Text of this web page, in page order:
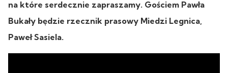
na które serdecznie zapraszamy. Gościem Pawła
Bukały będzie rzecznik prasowy Miedzi Legnica,
Paweł Sasiela.